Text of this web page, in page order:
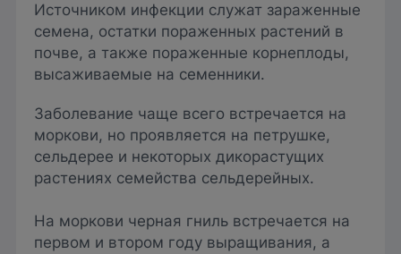
Источником инфекции служат зараженные
семена, остатки пораженных растений в
почве, а также пораженные корнеплоды,
высаживаемые на семенники.
Заболевание чаще всего встречается на
моркови, но проявляется на петрушке,
сельдерее и некоторых дикорастущих
растениях семейства сельдерейных.
На моркови черная гниль встречается на
первом и втором году выращивания, а